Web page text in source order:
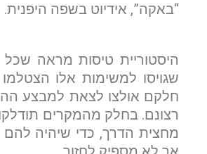
“באקה”, אידיוט בשפה היפנית.
היסטוריית טיסות מראה שכל
שגויסו למשימות אלו
חלקם אולצו לצאת למבצע
רצונם. בחלק מהמקרים
מחצית הדרך, כדי שיהיה להם